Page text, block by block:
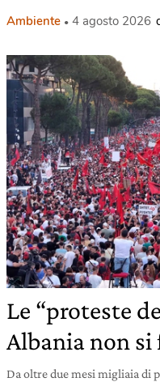
Ambiente 4 agosto 2026
Le “proteste
Albania non si
Da oltre due mesi migliaia di